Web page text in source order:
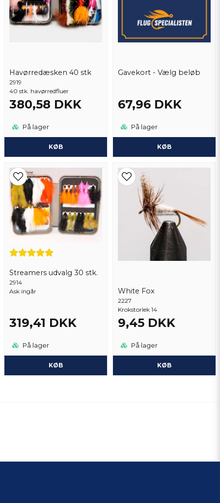
Havørredæsken 40 stk
2919
40 stk. havørredfluer
380,58 DKK
På lager
KØB
Gavekort - Vælg beløb
67,96 DKK
På lager
KØB
Streamers udvalg 30 stk.
2914
Ask ingår
319,41 DKK
På lager
KØB
White Fox
2227
Krokstorlek 14
9,45 DKK
På lager
KØB
Ja, du kan offentliggøre mit spørgsmål
Send spørgsmål